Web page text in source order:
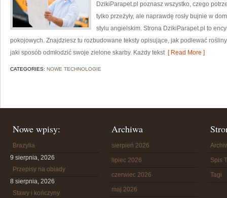
DzikiParapet.pl poznasz wszystko, czego
tylko przeżyły, ale naprawdę rosły bujnie w
stylu angielskim. Strona DzikiParapet.pl to
pokojowych. Znajdziesz tu rozbudowane teksty opisujące, jak podlewać
jaki sposób odmłodzić swoje zielone skarby. Każdy tekst[ Read More ]
CATEGORIES: NOWE TECHNOLOGIE
Nowe wpisy:
Brazylia
9 sierpnia, 2026
Przepisy na obiady
8 sierpnia, 2026
Stawy i kończyny
Archiwa
sierpień 2026
lipiec 2026
czerwiec 2026
maj 2026
Spis
Tagi